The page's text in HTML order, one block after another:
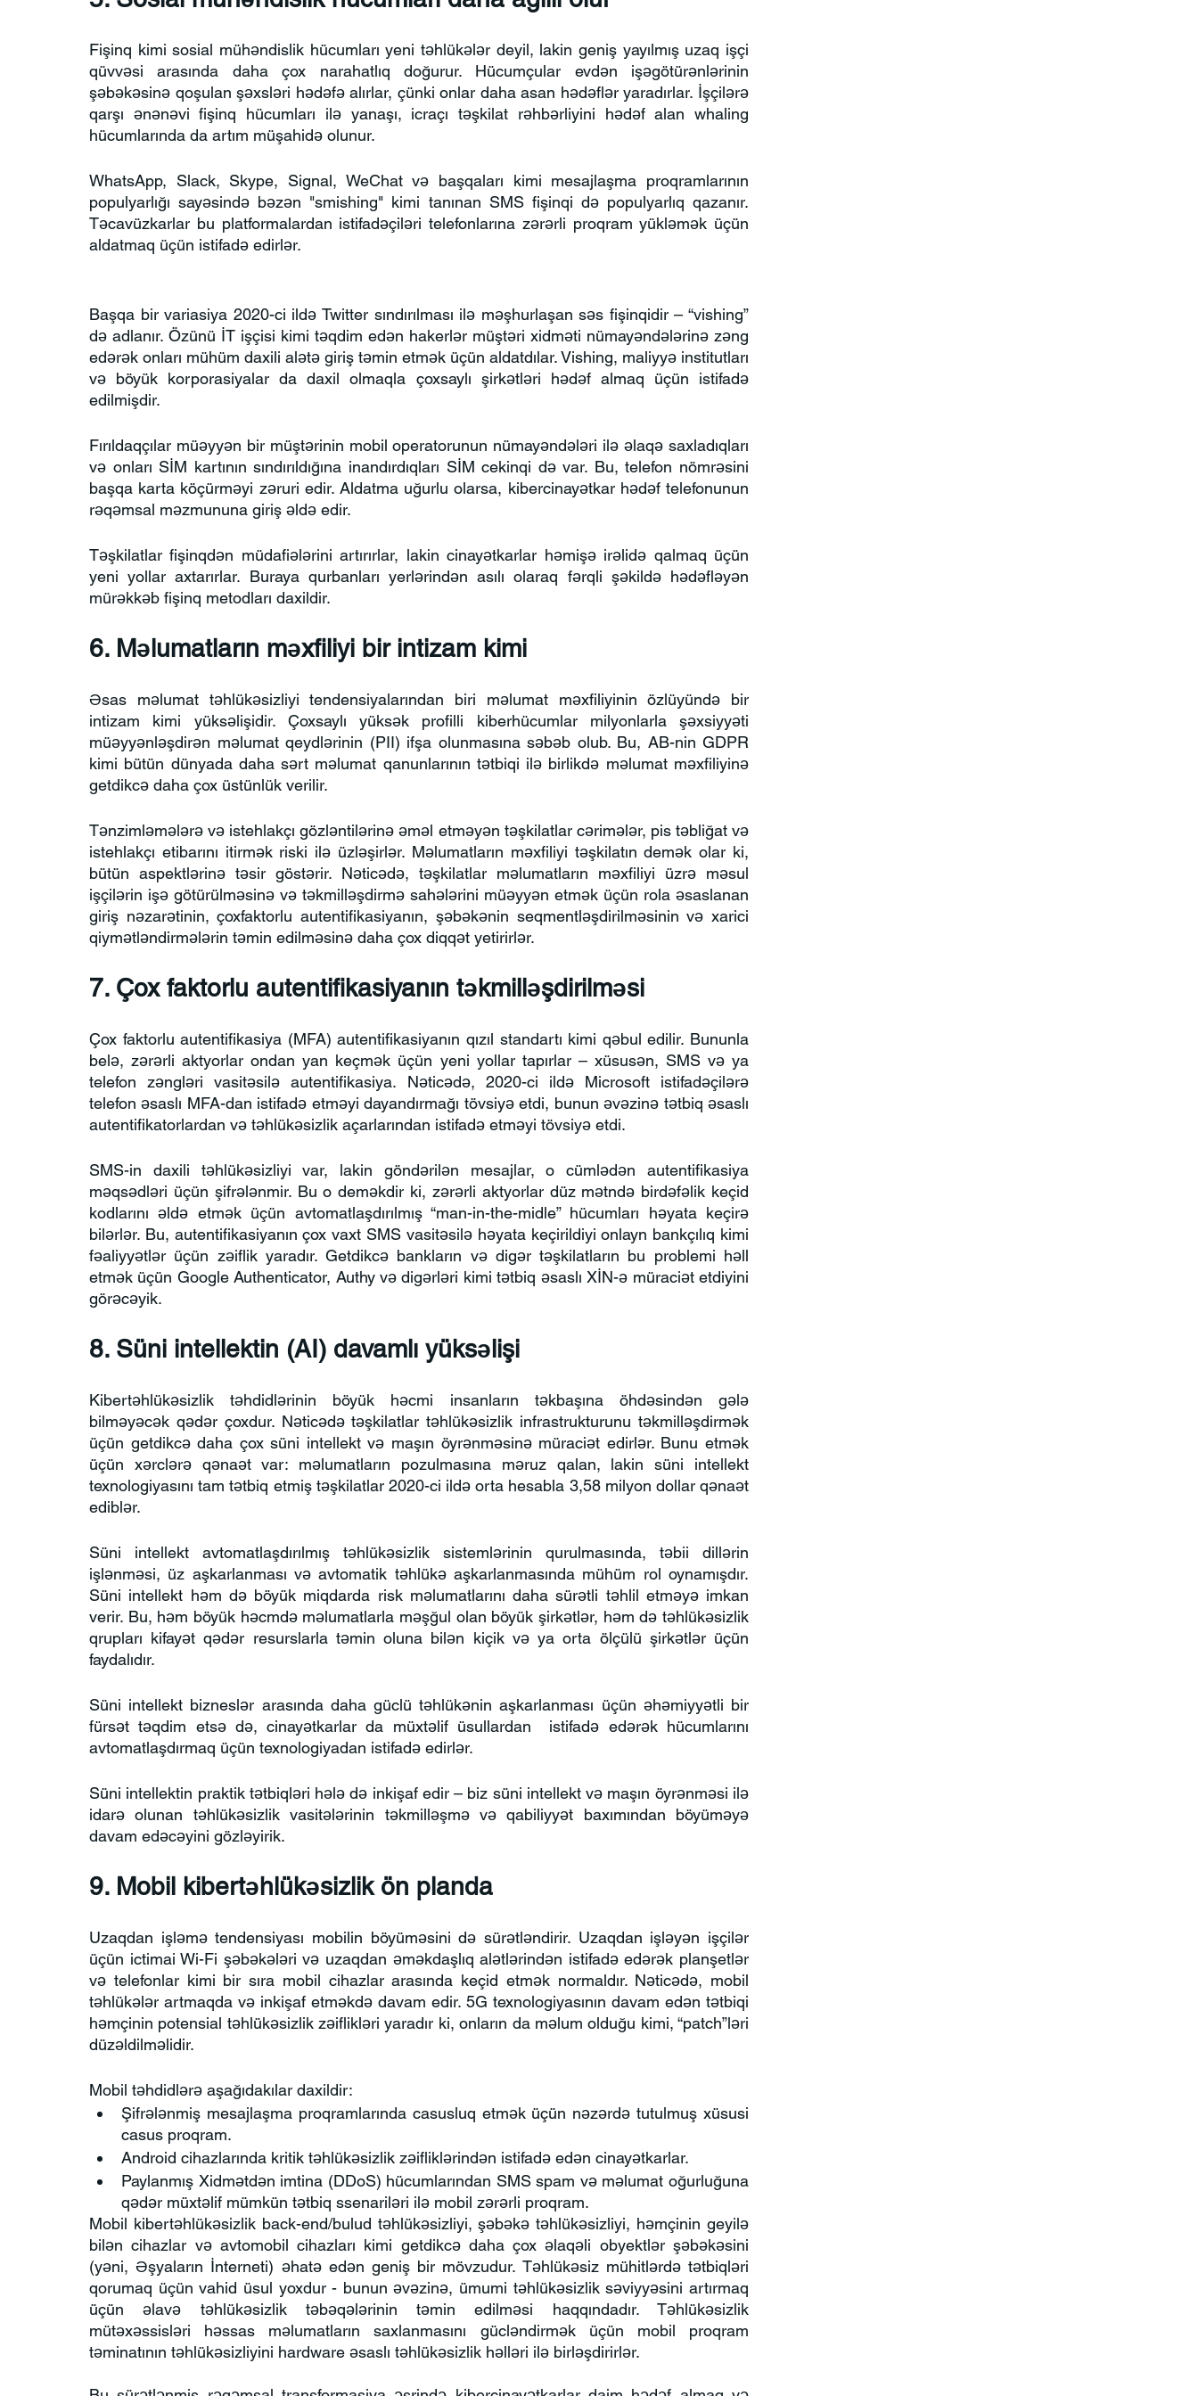
Fişinq kimi sosial mühəndislik hücumları yeni təhlükələr deyil, lakin geniş yayılmış uzaq işçi
qüvvəsi arasında daha çox narahatlıq doğurur. Hücumçular evdən işəgötürənlərinin
şəbəkəsinə qoşulan şəxsləri hədəfə alırlar, çünki onlar daha asan hədəflər yaradırlar. İşçilərə
qarşı ənənəvi fişinq hücumları ilə yanaşı, icraçı təşkilat rəhbərliyini hədəf alan whaling
hücumlarında da artım müşahidə olunur.
WhatsApp, Slack, Skype, Signal, WeChat və başqaları kimi mesajlaşma proqramlarının
populyarlığı sayəsində bəzən "smishing" kimi tanınan SMS fişinqi də populyarlıq qazanır.
Təcavüzkarlar bu platformalardan istifadəçiləri telefonlarına zərərli proqram yükləmək üçün
aldatmaq üçün istifadə edirlər.
Başqa bir variasiya 2020-ci ildə Twitter sındırılması ilə məşhurlaşan səs fişinqidir – “vishing”
də adlanır. Özünü İT işçisi kimi təqdim edən hakerlər müştəri xidməti nümayəndələrinə zəng
edərək onları mühüm daxili alətə giriş təmin etmək üçün aldatdılar. Vishing, maliyyə institutları
və böyük korporasiyalar da daxil olmaqla çoxsaylı şirkətləri hədəf almaq üçün istifadə
edilmişdir.
Fırıldaqçılar müəyyən bir müştərinin mobil operatorunun nümayəndələri ilə əlaqə saxladıqları
və onları SİM kartının sındırıldığına inandırdıqları SİM cekinqi də var. Bu, telefon nömrəsini
başqa karta köçürməyi zəruri edir. Aldatma uğurlu olarsa, kibercinayətkar hədəf telefonunun
rəqəmsal məzmununa giriş əldə edir.
Təşkilatlar fişinqdən müdafiələrini artırırlar, lakin cinayətkarlar həmişə irəlidə qalmaq üçün
yeni yollar axtarırlar. Buraya qurbanları yerlərindən asılı olaraq fərqli şəkildə hədəfləyən
mürəkkəb fişinq metodları daxildir.
6. Məlumatların məxfiliyi bir intizam kimi
Əsas məlumat təhlükəsizliyi tendensiyalarından biri məlumat məxfiliyinin özlüyündə bir
intizam kimi yüksəlişidir. Çoxsaylı yüksək profilli kiberhücumlar milyonlarla şəxsiyyəti
müəyyənləşdirən məlumat qeydlərinin (PII) ifşa olunmasına səbəb olub. Bu, AB-nin GDPR
kimi bütün dünyada daha sərt məlumat qanunlarının tətbiqi ilə birlikdə məlumat məxfiliyinə
getdikcə daha çox üstünlük verilir.
Tənzimləmələrə və istehlakçı gözləntilərinə əməl etməyən təşkilatlar cərimələr, pis təbliğat və
istehlakçı etibarını itirmək riski ilə üzləşirlər. Məlumatların məxfiliyi təşkilatın demək olar ki,
bütün aspektlərinə təsir göstərir. Nəticədə, təşkilatlar məlumatların məxfiliyi üzrə məsul
işçilərin işə götürülməsinə və təkmilləşdirmə sahələrini müəyyən etmək üçün rola əsaslanan
giriş nəzarətinin, çoxfaktorlu autentifikasiyanın, şəbəkənin seqmentləşdirilməsinin və xarici
qiymətləndirmələrin təmin edilməsinə daha çox diqqət yetirirlər.
7. Çox faktorlu autentifikasiyanın təkmilləşdirilməsi
Çox faktorlu autentifikasiya (MFA) autentifikasiyanın qızıl standartı kimi qəbul edilir. Bununla
belə, zərərli aktyorlar ondan yan keçmək üçün yeni yollar tapırlar – xüsusən, SMS və ya
telefon zəngləri vasitəsilə autentifikasiya. Nəticədə, 2020-ci ildə Microsoft istifadəçilərə
telefon əsaslı MFA-dan istifadə etməyi dayandırmağı tövsiyə etdi, bunun əvəzinə tətbiq əsaslı
autentifikatorlardan və təhlükəsizlik açarlarından istifadə etməyi tövsiyə etdi.
SMS-in daxili təhlükəsizliyi var, lakin göndərilən mesajlar, o cümlədən autentifikasiya
məqsədləri üçün şifrələnmir. Bu o deməkdir ki, zərərli aktyorlar düz mətndə birdəfəlik keçid
kodlarını əldə etmək üçün avtomatlaşdırılmış “man-in-the-midle” hücumları həyata keçirə
bilərlər. Bu, autentifikasiyanın çox vaxt SMS vasitəsilə həyata keçirildiyi onlayn bankçılıq kimi
fəaliyyətlər üçün zəiflik yaradır. Getdikcə bankların və digər təşkilatların bu problemi həll
etmək üçün Google Authenticator, Authy və digərləri kimi tətbiq əsaslı XİN-ə müraciət etdiyini
görəcəyik.
8. Süni intellektin (AI) davamlı yüksəlişi
Kibertəhlükəsizlik təhdidlərinin böyük həcmi insanların təkbaşına öhdəsindən gələ
bilməyəcək qədər çoxdur. Nəticədə təşkilatlar təhlükəsizlik infrastrukturunu təkmilləşdirmək
üçün getdikcə daha çox süni intellekt və maşın öyrənməsinə müraciət edirlər. Bunu etmək
üçün xərclərə qənaət var: məlumatların pozulmasına məruz qalan, lakin süni intellekt
texnologiyasını tam tətbiq etmiş təşkilatlar 2020-ci ildə orta hesabla 3,58 milyon dollar qənaət
ediblər.
Süni intellekt avtomatlaşdırılmış təhlükəsizlik sistemlərinin qurulmasında, təbii dillərin
işlənməsi, üz aşkarlanması və avtomatik təhlükə aşkarlanmasında mühüm rol oynamışdır.
Süni intellekt həm də böyük miqdarda risk məlumatlarını daha sürətli təhlil etməyə imkan
verir. Bu, həm böyük həcmdə məlumatlarla məşğul olan böyük şirkətlər, həm də təhlükəsizlik
qrupları kifayət qədər resurslarla təmin oluna bilən kiçik və ya orta ölçülü şirkətlər üçün
faydalıdır.
Süni intellekt bizneslər arasında daha güclü təhlükənin aşkarlanması üçün əhəmiyyətli bir
fürsət təqdim etsə də, cinayətkarlar da müxtəlif üsullardan  istifadə edərək hücumlarını
avtomatlaşdırmaq üçün texnologiyadan istifadə edirlər.
Süni intellektin praktik tətbiqləri hələ də inkişaf edir – biz süni intellekt və maşın öyrənməsi ilə
idarə olunan təhlükəsizlik vasitələrinin təkmilləşmə və qabiliyyət baxımından böyüməyə
davam edəcəyini gözləyirik.
9. Mobil kibertəhlükəsizlik ön planda
Uzaqdan işləmə tendensiyası mobilin böyüməsini də sürətləndirir. Uzaqdan işləyən işçilər
üçün ictimai Wi-Fi şəbəkələri və uzaqdan əməkdaşlıq alətlərindən istifadə edərək planşetlər
və telefonlar kimi bir sıra mobil cihazlar arasında keçid etmək normaldır. Nəticədə, mobil
təhlükələr artmaqda və inkişaf etməkdə davam edir. 5G texnologiyasının davam edən tətbiqi
həmçinin potensial təhlükəsizlik zəiflikləri yaradır ki, onların da məlum olduğu kimi, “patch”ləri
düzəldilməlidir.
Mobil təhdidlərə aşağıdakılar daxildir:
Şifrələnmiş mesajlaşma proqramlarında casusluq etmək üçün nəzərdə tutulmuş xüsusi
casus proqram.
Android cihazlarında kritik təhlükəsizlik zəifliklərindən istifadə edən cinayətkarlar.
Paylanmış Xidmətdən imtina (DDoS) hücumlarından SMS spam və məlumat oğurluğuna
qədər müxtəlif mümkün tətbiq ssenariləri ilə mobil zərərli proqram.
Mobil kibertəhlükəsizlik back-end/bulud təhlükəsizliyi, şəbəkə təhlükəsizliyi, həmçinin geyilə
bilən cihazlar və avtomobil cihazları kimi getdikcə daha çox əlaqəli obyektlər şəbəkəsini
(yəni, Əşyaların İnterneti) əhatə edən geniş bir mövzudur. Təhlükəsiz mühitlərdə tətbiqləri
qorumaq üçün vahid üsul yoxdur - bunun əvəzinə, ümumi təhlükəsizlik səviyyəsini artırmaq
üçün əlavə təhlükəsizlik təbəqələrinin təmin edilməsi haqqındadır. Təhlükəsizlik
mütəxəssisləri həssas məlumatların saxlanmasını gücləndirmək üçün mobil proqram
təminatının təhlükəsizliyini hardware əsaslı təhlükəsizlik həlləri ilə birləşdirirlər.